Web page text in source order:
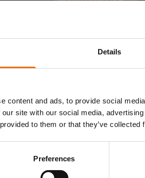
Details
content and ads, to provide social
site with our social media,
to them or that they’ve
Preferences
Lange lijnen mogelijk met A-